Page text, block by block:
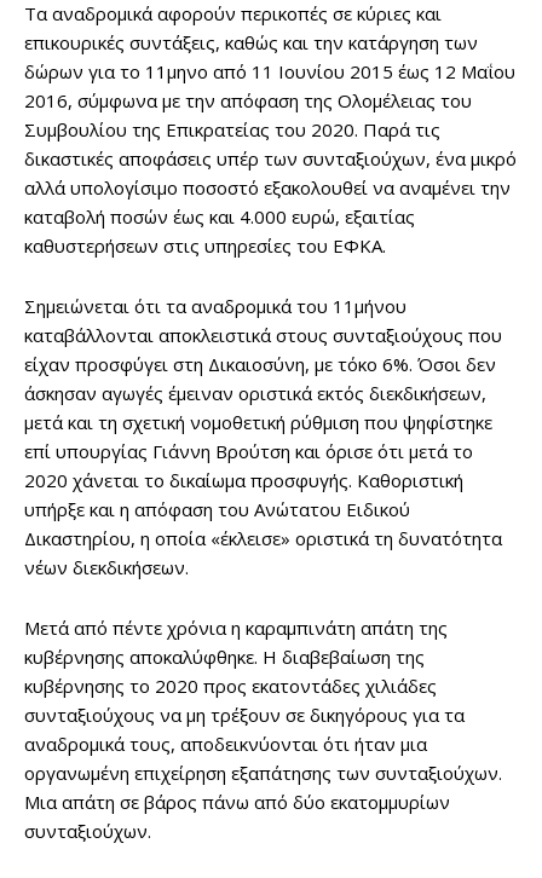
Τα αναδρομικά αφορούν περικοπές σε κύριες και
επικουρικές συντάξεις, καθώς και την κατάργηση των
δώρων για το 11μηνο από 11 Ιουνίου 2015 έως 12 Μαΐου
2016, σύμφωνα με την απόφαση της Ολομέλειας του
Συμβουλίου της Επικρατείας του 2020. Παρά τις
δικαστικές αποφάσεις υπέρ των συνταξιούχων, ένα μικρό
αλλά υπολογίσιμο ποσοστό εξακολουθεί να αναμένει την
καταβολή ποσών έως και 4.000 ευρώ, εξαιτίας
καθυστερήσεων στις υπηρεσίες του ΕΦΚΑ.
Σημειώνεται ότι τα αναδρομικά του 11μήνου
καταβάλλονται αποκλειστικά στους συνταξιούχους που
είχαν προσφύγει στη Δικαιοσύνη, με τόκο 6%. Όσοι δεν
άσκησαν αγωγές έμειναν οριστικά εκτός διεκδικήσεων,
μετά και τη σχετική νομοθετική ρύθμιση που ψηφίστηκε
επί υπουργίας Γιάννη Βρούτση και όρισε ότι μετά το
2020 χάνεται το δικαίωμα προσφυγής. Καθοριστική
υπήρξε και η απόφαση του Ανώτατου Ειδικού
Δικαστηρίου, η οποία «έκλεισε» οριστικά τη δυνατότητα
νέων διεκδικήσεων.
Μετά από πέντε χρόνια η καραμπινάτη απάτη της
κυβέρνησης αποκαλύφθηκε. Η διαβεβαίωση της
κυβέρνησης το 2020 προς εκατοντάδες χιλιάδες
συνταξιούχους να μη τρέξουν σε δικηγόρους για τα
αναδρομικά τους, αποδεικνύονται ότι ήταν μια
οργανωμένη επιχείρηση εξαπάτησης των συνταξιούχων.
Μια απάτη σε βάρος πάνω από δύο εκατομμυρίων
συνταξιούχων.